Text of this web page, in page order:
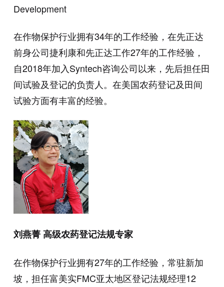
Development
在作物保护行业拥有34年的工作经验，在先正达
前身公司捷利康和先正达工作27年的工作经验，
自2018年加入Syntech咨询公司以来，先后担任田
间试验及登记的负责人。在美国农药登记及田间
试验方面有丰富的经验。
刘燕菁 高级农药登记法规专家
在作物保护行业拥有27年的工作经验，常驻新加
坡，担任富美实FMC亚太地区登记法规经理12